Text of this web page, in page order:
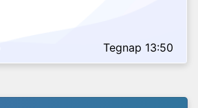
Tegnap 13:50